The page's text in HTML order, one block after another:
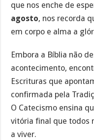
que nos enche de
agosto, nos recorda
em corpo e alma a
Embora a Bíblia não
acontecimento,
Escrituras que
confirmada pela
O Catecismo ensina
vitória final que todos
a viver.